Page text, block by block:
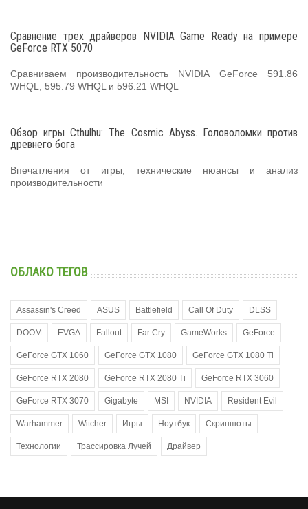
Сравнение трех драйверов NVIDIA Game Ready на примере
GeForce RTX 5070
Сравниваем производительность NVIDIA GeForce 591.86
WHQL, 595.79 WHQL и 596.21 WHQL
Обзор игры Cthulhu: The Cosmic Abyss. Головоломки против
древнего бога
Впечатления от игры, технические нюансы и анализ
производительности
ОБЛАКО ТЕГОВ
Assassin's Creed ASUS Battlefield Call Of Duty DLSS
DOOM EVGA Fallout Far Cry GameWorks GeForce
GeForce GTX 1060 GeForce GTX 1080 GeForce GTX 1080 Ti
GeForce RTX 2080 GeForce RTX 2080 Ti GeForce RTX 3060
GeForce RTX 3070 Gigabyte MSI NVIDIA Resident Evil
Warhammer Witcher Игры Ноутбук Скриншоты
Технологии Трассировка Лучей Драйвер